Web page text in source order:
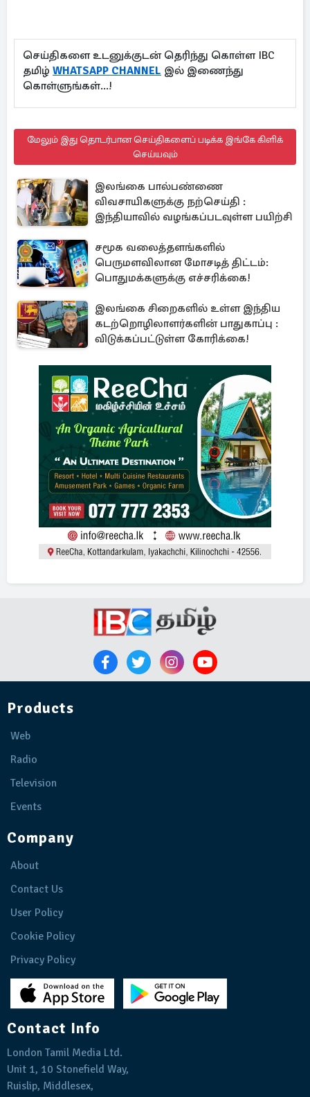
செய்திகளை உடனுக்குடன் தெரிந்து கொள்ள IBC
தமிழ் WHATSAPP CHANNEL இல் இணைந்து
கொள்ளுங்கள்...!
மேலும் இது தொடர்பான செய்திகளைப் படிக்க இங்கே கிளிக்
செய்யவும்
இலங்கை பால்பண்ணை
விவசாயிகளுக்கு நற்செய்தி :
இந்தியாவில் வழங்கப்படவுள்ள பயிற்சி
சமூக வலைத்தளங்களில்
பெருமளவிலான மோசடித் திட்டம்:
பொதுமக்களுக்கு எச்சரிக்கை!
இலங்கை சிறைகளில் உள்ள இந்திய
கடற்றொழிலாளர்களின் பாதுகாப்பு :
விடுக்கப்பட்டுள்ள கோரிக்கை!
Products
Web
Radio
Television
Events
Company
About
Contact Us
User Policy
Cookie Policy
Privacy Policy
Contact Info
London Tamil Media Ltd.
Unit 1, 10 Stonefield Way,
Ruislip, Middlesex,